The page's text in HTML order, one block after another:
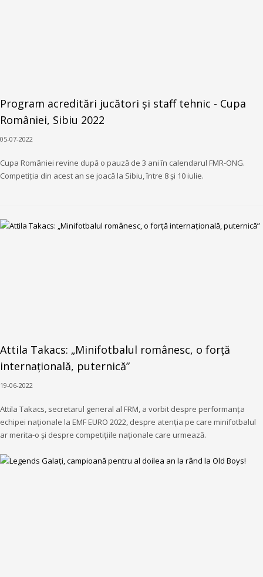
Program acreditări jucători și staff tehnic - Cupa
României, Sibiu 2022
05-07-2022
Cupa României revine după o pauză de 3 ani în calendarul FMR-ONG.
Competiția din acest an se joacă la Sibiu, între 8 și 10 iulie.
Attila Takacs: „Minifotbalul românesc, o forță
internațională, puternică”
19-06-2022
Attila Takacs, secretarul general al FRM, a vorbit despre performanța
echipei naționale la EMF EURO 2022, despre atenția pe care minifotbalul
ar merita-o și despre competițiile naționale care urmează.